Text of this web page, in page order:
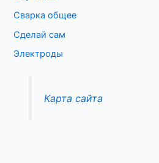
Сварка общее
Сделай сам
Электроды
Карта сайта